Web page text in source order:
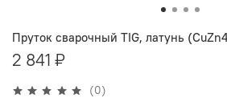
(0)
Пруток сварочный TIG, латунь
2 841 ₽